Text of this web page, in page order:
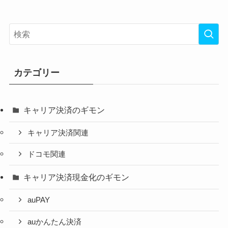
カテゴリー
キャリア決済のギモン
キャリア決済関連
ドコモ関連
キャリア決済現金化のギモン
auPAY
auかんたん決済